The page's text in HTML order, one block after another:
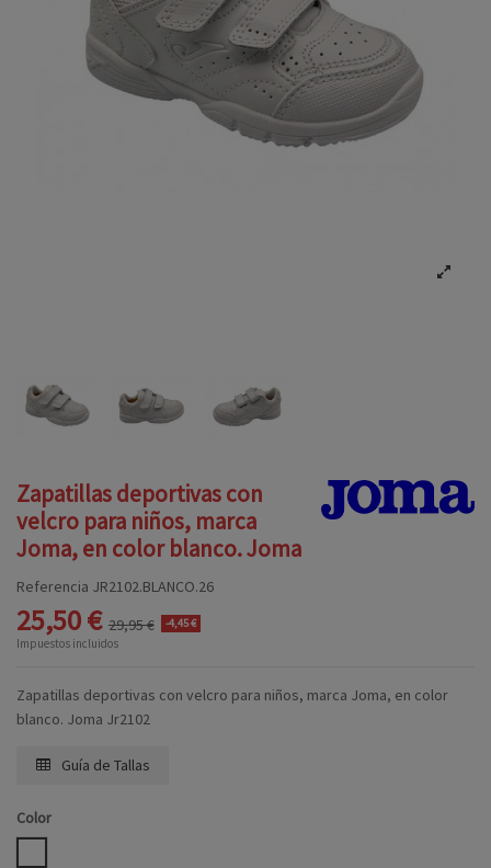
Zapatillas deportivas con
velcro para niños, marca
Joma, en color blanco. Joma
Referencia JR2102.BLANCO.26
25,50 € 29,95 € -4,45 €
Impuestos incluidos
Zapatillas deportivas con velcro para niños, marca Joma, en color
blanco. Joma Jr2102
Guía de Tallas
Color